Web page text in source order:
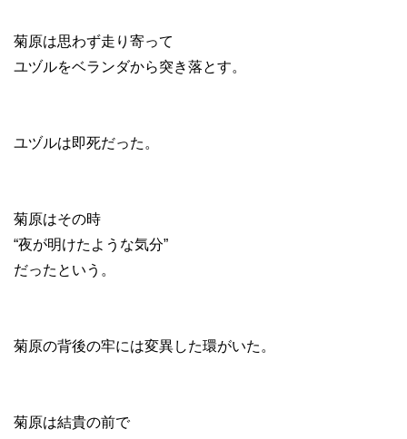
菊原は思わず走り寄って
ユヅルをベランダから突き落とす。
ユヅルは即死だった。
菊原はその時
“夜が明けたような気分”
だったという。
菊原の背後の牢には変異した環がいた。
菊原は結貴の前で